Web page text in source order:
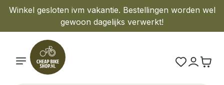
Winkel gesloten ivm vakantie. Bestellingen worden wel
gewoon dagelijks verwerkt!